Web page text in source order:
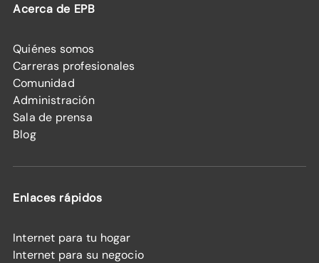
Acerca de EPB
Quiénes somos
Carreras profesionales
Comunidad
Administración
Sala de prensa
Blog
Enlaces rápidos
Internet para tu hogar
Internet para su negocio